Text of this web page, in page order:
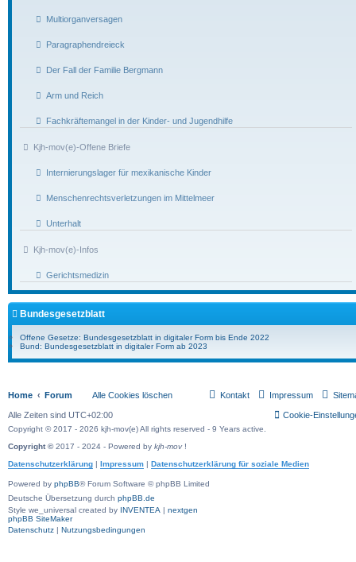
Multiorganversagen
Paragraphendreieck
Der Fall der Familie Bergmann
Arm und Reich
Fachkräftemangel in der Kinder- und Jugendhilfe
Kjh-mov(e)-Offene Briefe
Internierungslager für mexikanische Kinder
Menschenrechtsverletzungen im Mittelmeer
Unterhalt
Kjh-mov(e)-Infos
Gerichtsmedizin
Bundesgesetzblatt
Offene Gesetze: Bundesgesetzblatt in digitaler Form bis Ende 2022
Bund: Bundesgesetzblatt in digitaler Form ab 2023
Home Forum Impressum
Kontakt
Alle Cookies löschen
Alle Zeiten sind UTC+02:00 Cookie-
Copyright © 2017 - 2026 kjh-mov(e) All rights reserved - 9 Years active.
Copyright ©2017 - 2024 - Powered by kjh-mov!
Datenschutzerklärung
Impressum Datenschutzerklärung für soziale Medien
Powered by phpBB® Forum Software © phpBB Limited
Deutsche Übersetzung durch phpBB.de
Style we_universal created by
INVENTEA
nextgen
phpBB SiteMaker
Datenschutz
Nutzungsbedingungen